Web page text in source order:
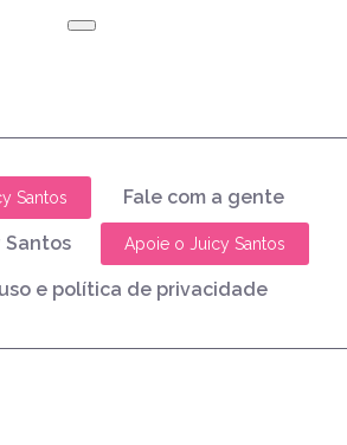
Santos Fale com a gente
Santos Apoie o Juicy Santos
e política de privacidade